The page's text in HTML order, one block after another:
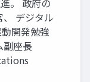
。 政府の
デジタル
開発勉強
副座長